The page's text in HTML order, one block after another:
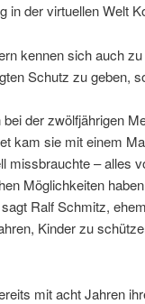
in der virtuellen Welt
kennen sich auch
Schutz zu geben,
der zwölfjährigen
kam sie mit einem
missbrauchte – alles
Möglichkeiten
Ralf Schmitz,
Kinder zu
mit acht Jahren